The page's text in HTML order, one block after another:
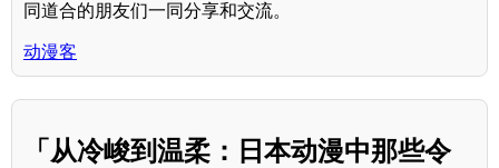
同道合的朋友们一同分享和交流。
动漫客
「从冷峻到温柔：日本动漫中那些令